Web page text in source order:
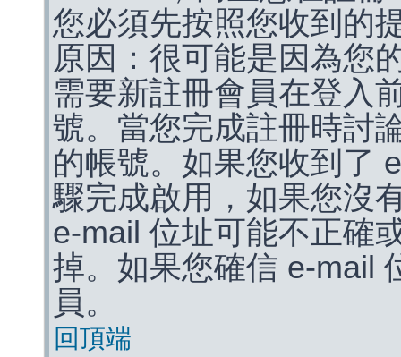
您必須先按照您收到的
原因：很可能是因為您
需要新註冊會員在登入
號。當您完成註冊時討
的帳號。如果您收到了
驟完成啟用，如果您沒
e-mail 位址可能不正確
掉。如果您確信 e-mail
員。
回頂端